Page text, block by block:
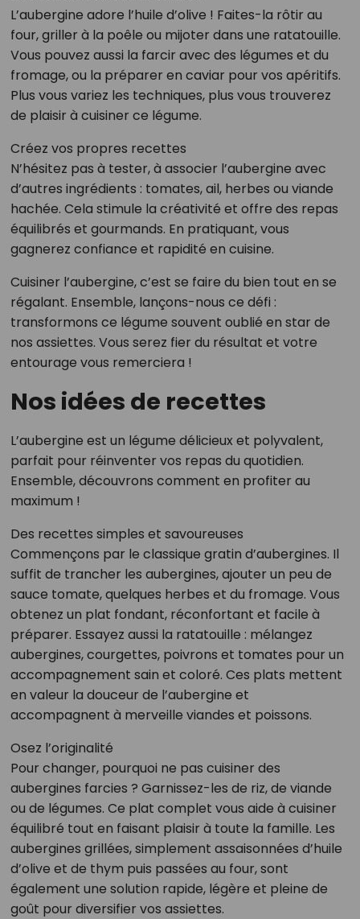
L’aubergine adore l’huile d’olive ! Faites-la rôtir au
four, griller à la poêle ou mijoter dans une ratatouille.
Vous pouvez aussi la farcir avec des légumes et du
fromage, ou la préparer en caviar pour vos apéritifs.
Plus vous variez les techniques, plus vous trouverez
de plaisir à cuisiner ce légume.
Créez vos propres recettes
N’hésitez pas à tester, à associer l’aubergine avec
d’autres ingrédients : tomates, ail, herbes ou viande
hachée. Cela stimule la créativité et offre des repas
équilibrés et gourmands. En pratiquant, vous
gagnerez confiance et rapidité en cuisine.
Cuisiner l’aubergine, c’est se faire du bien tout en se
régalant. Ensemble, lançons-nous ce défi :
transformons ce légume souvent oublié en star de
nos assiettes. Vous serez fier du résultat et votre
entourage vous remerciera !
Nos idées de recettes
L’aubergine est un légume délicieux et polyvalent,
parfait pour réinventer vos repas du quotidien.
Ensemble, découvrons comment en profiter au
maximum !
Des recettes simples et savoureuses
Commençons par le classique gratin d’aubergines. Il
suffit de trancher les aubergines, ajouter un peu de
sauce tomate, quelques herbes et du fromage. Vous
obtenez un plat fondant, réconfortant et facile à
préparer. Essayez aussi la ratatouille : mélangez
aubergines, courgettes, poivrons et tomates pour un
accompagnement sain et coloré. Ces plats mettent
en valeur la douceur de l’aubergine et
accompagnent à merveille viandes et poissons.
Osez l’originalité
Pour changer, pourquoi ne pas cuisiner des
aubergines farcies ? Garnissez-les de riz, de viande
ou de légumes. Ce plat complet vous aide à cuisiner
équilibré tout en faisant plaisir à toute la famille. Les
aubergines grillées, simplement assaisonnées d’huile
d’olive et de thym puis passées au four, sont
également une solution rapide, légère et pleine de
goût pour diversifier vos assiettes.